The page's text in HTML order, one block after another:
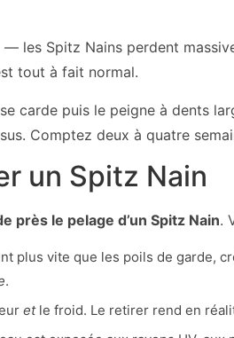
— les Spitz Nains perdent
tout à fait normal.
carde puis le peigne à dents
Comptez deux à quatre
un Spitz Nain
près le pelage d’un Spitz Nain.
plus vite que les poils de garde,
.
etle froid. Le retirer rend en